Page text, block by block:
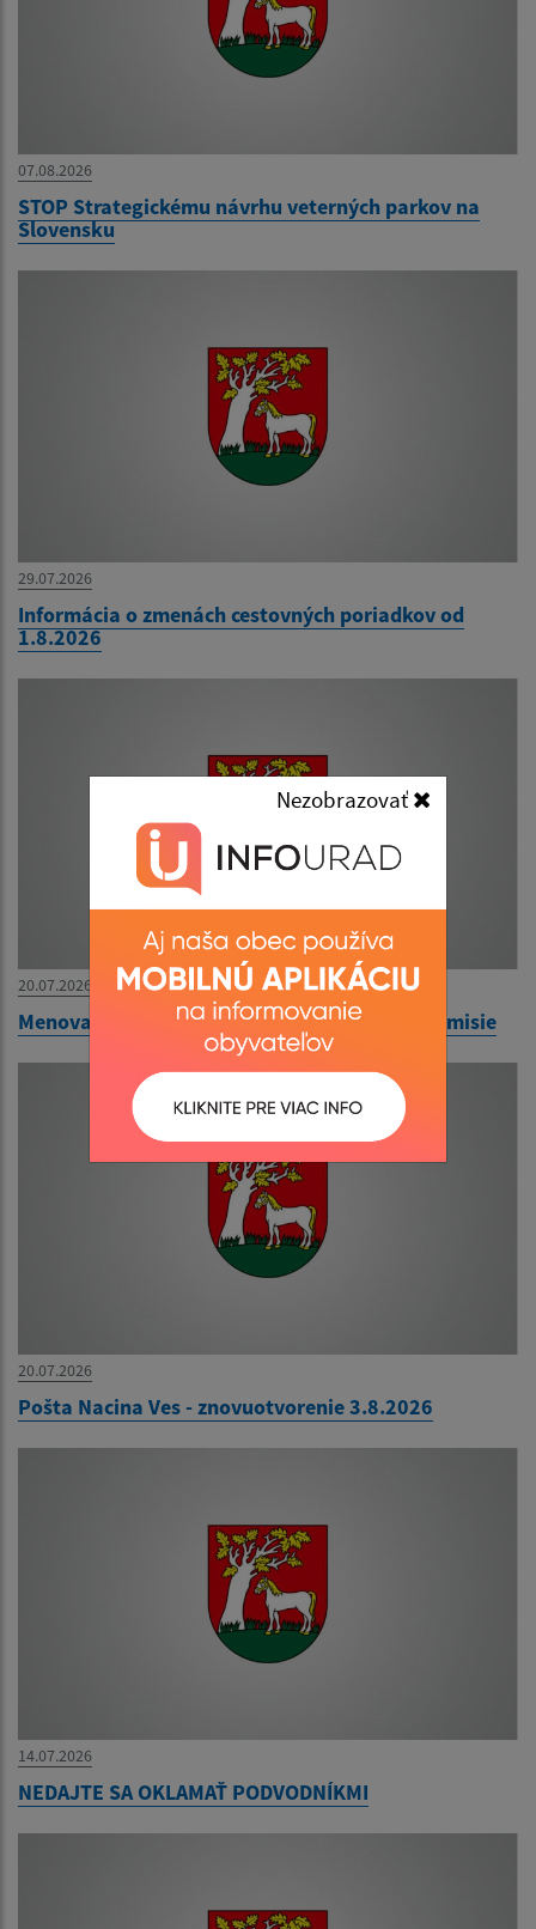
Nezobrazovať
07.08.2026
STOP Strategickému návrhu veterných parkov na
Slovensku
29.07.2026
Informácia o zmenách cestovných poriadkov od
1.8.2026
20.07.2026
Menovanie zapisovateľa miestnej volebnej komisie
20.07.2026
Pošta Nacina Ves - znovuotvorenie 3.8.2026
14.07.2026
NEDAJTE SA OKLAMAŤ PODVODNÍKMI